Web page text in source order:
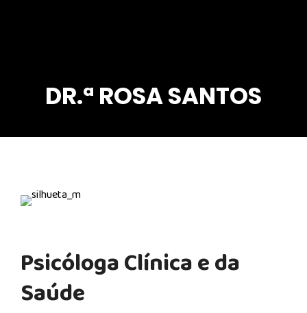
DR.ª ROSA SANTOS
Psicóloga Clínica e da
Saúde